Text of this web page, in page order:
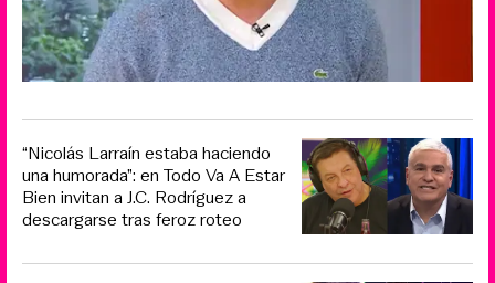
“Nicolás Larraín estaba haciendo
una humorada”: en Todo Va A Estar
Bien invitan a J.C. Rodríguez a
descargarse tras feroz roteo